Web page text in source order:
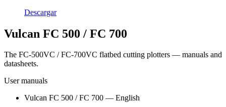
Descargar
Vulcan FC 500 / FC 700
The FC-500VC / FC-700VC flatbed cutting plotters — manuals and
datasheets.
User manuals
Vulcan FC 500 / FC 700 — English